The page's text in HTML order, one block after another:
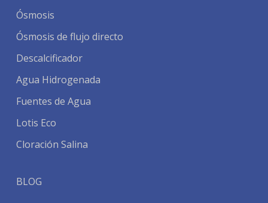
Ósmosis
Ósmosis de flujo directo
Descalcificador
Agua Hidrogenada
Fuentes de Agua
Lotis Eco
Cloración Salina
BLOG